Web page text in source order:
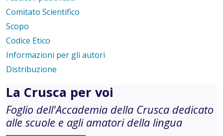
Comitato Scientifico
Scopo
Codice Etico
Informazioni per gli autori
Distribuzione
La Crusca per voi
Foglio dell'Accademia della Crusca dedicato
alle scuole e agli amatori della lingua